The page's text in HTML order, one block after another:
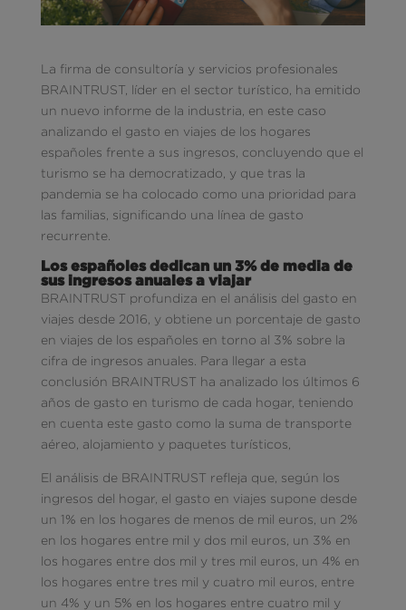
La firma de consultoría y servicios profesionales
BRAINTRUST, líder en el sector turístico, ha emitido
un nuevo informe de la industria, en este caso
analizando el gasto en viajes de los hogares
españoles frente a sus ingresos, concluyendo que el
turismo se ha democratizado, y que tras la
pandemia se ha colocado como una prioridad para
las familias, significando una línea de gasto
recurrente.
Los españoles dedican un 3% de media de
sus ingresos anuales a viajar
BRAINTRUST profundiza en el análisis del gasto en
viajes desde 2016, y obtiene un porcentaje de gasto
en viajes de los españoles en torno al 3% sobre la
cifra de ingresos anuales. Para llegar a esta
conclusión BRAINTRUST ha analizado los últimos 6
años de gasto en turismo de cada hogar, teniendo
en cuenta este gasto como la suma de transporte
aéreo, alojamiento y paquetes turísticos,
El análisis de BRAINTRUST refleja que, según los
ingresos del hogar, el gasto en viajes supone desde
un 1% en los hogares de menos de mil euros, un 2%
en los hogares entre mil y dos mil euros, un 3% en
los hogares entre dos mil y tres mil euros, un 4% en
los hogares entre tres mil y cuatro mil euros, entre
un 4% y un 5% en los hogares entre cuatro mil y